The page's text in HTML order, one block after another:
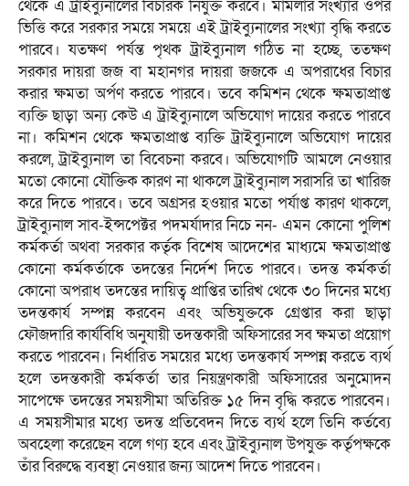
থেকে এ ট্রাইব্যুনালের বিচারক নিযুক্ত করবে। মামলার সংখ্যার ওপর
ভিত্তি করে সরকার সময়ে সময়ে এই ট্রাইব্যুনালের সংখ্যা বৃদ্ধি করতে
পারবে। যতক্ষণ পর্যন্ত পৃথক ট্রাইব্যুনাল গঠিত না হচ্ছে, ততক্ষণ
সরকার দায়রা জজ বা মহানগর দায়রা জজকে এ অপরাধের বিচার
করার ক্ষমতা অর্পণ করতে পারবে। তবে কমিশন থেকে ক্ষমতাপ্রাপ্ত
ব্যক্তি ছাড়া অন্য কেউ এ ট্রাইব্যুনালে অভিযোগ দায়ের করতে পারবে
না। কমিশন থেকে ক্ষমতাপ্রাপ্ত ব্যক্তি ট্রাইব্যুনালে অভিযোগ দায়ের
করলে, ট্রাইব্যুনাল তা বিবেচনা করবে। অভিযোগটি আমলে নেওয়ার
মতো কোনো যৌক্তিক কারণ না থাকলে ট্রাইব্যুনাল সরাসরি তা খারিজ
করে দিতে পারবে। তবে অগ্রসর হওয়ার মতো পর্যাপ্ত কারণ থাকলে,
ট্রাইব্যুনাল সাব-ইন্সপেক্টর পদমর্যাদার নিচে নন- এমন কোনো পুলিশ
কর্মকর্তা অথবা সরকার কর্তৃক বিশেষ আদেশের মাধ্যমে ক্ষমতাপ্রাপ্ত
কোনো কর্মকর্তাকে তদন্তের নির্দেশ দিতে পারবে। তদন্ত কর্মকর্তা
কোনো অপরাধ তদন্তের দায়িত্ব প্রাপ্তির তারিখ থেকে ৩০ দিনের মধ্যে
তদন্তকার্য সম্পন্ন করবেন এবং অভিযুক্তকে গ্রেপ্তার করা ছাড়া
ফৌজদারি কার্যবিধি অনুযায়ী তদন্তকারী অফিসারের সব ক্ষমতা প্রয়োগ
করতে পারবেন। নির্ধারিত সময়ের মধ্যে তদন্তকার্য সম্পন্ন করতে ব্যর্থ
হলে তদন্তকারী কর্মকর্তা তার নিয়ন্ত্রণকারী অফিসারের অনুমোদন
সাপেক্ষে তদন্তের সময়সীমা অতিরিক্ত ১৫ দিন বৃদ্ধি করতে পারবেন।
এ সময়সীমার মধ্যে তদন্ত প্রতিবেদন দিতে ব্যর্থ হলে তিনি কর্তব্যে
অবহেলা করেছেন বলে গণ্য হবে এবং ট্রাইব্যুনাল উপযুক্ত কর্তৃপক্ষকে
তাঁর বিরুদ্ধে ব্যবস্থা নেওয়ার জন্য আদেশ দিতে পারবেন।